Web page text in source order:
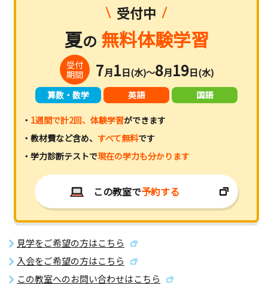
受付中
夏の 無料体験学習
受付
期間
7月1日(水)～8月19日(水)
算数・数学 英語 国語
・ 1週間で計2回、体験学習ができます
・教材費など含め、 すべて無料です
・学力診断テストで現在の学力も分かります
この教室で予約する
見学をご希望の方はこちら
入会をご希望の方はこちら
この教室へのお問い合わせはこちら